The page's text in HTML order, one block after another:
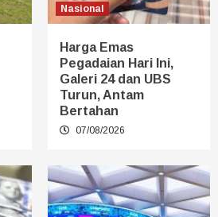
Nasional
Harga Emas
Pegadaian Hari Ini,
Galeri 24 dan UBS
Turun, Antam
Bertahan
07/08/2026